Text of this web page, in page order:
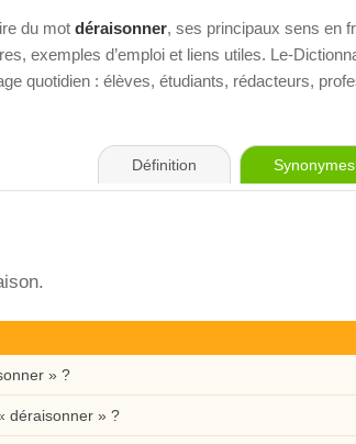
du mot déraisonner, ses principaux sens en
exemples d’emploi et liens utiles. Le-
quotidien : élèves, étudiants, rédacteurs,
Définition Synonymes
» ?
déraisonner » ?